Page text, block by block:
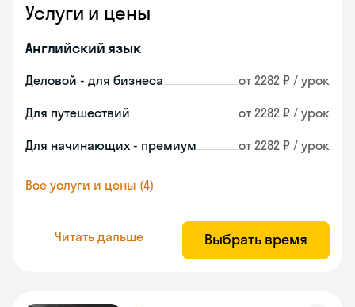
Услуги и цены
Английский язык
Деловой - для бизнеса от 2282 ₽ / урок
Для путешествий от 2282 ₽ / урок
Для начинающих - премиум от 2282 ₽ / урок
Все услуги и цены (4)
Читать дальше Выбрать время